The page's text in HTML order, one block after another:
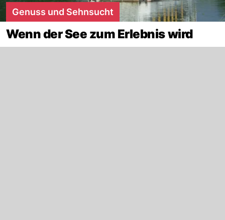
Genuss und Sehnsucht
Wenn der See zum Erlebnis wird